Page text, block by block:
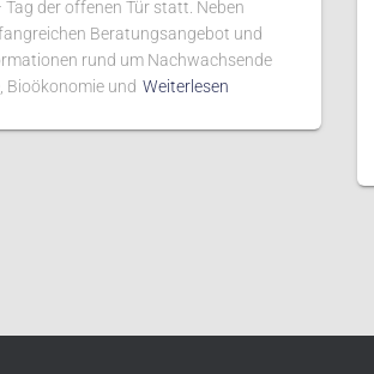
Tag der offenen Tür statt. Neben
Beratungsangebot und
rund um Nachwachsende
Bioökonomie und Weiterlesen